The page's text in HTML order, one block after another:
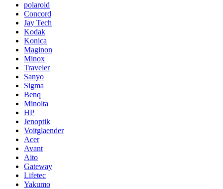
polaroid
Concord
Jay Tech
Kodak
Konica
Maginon
Minox
Traveler
Sanyo
Sigma
Benq
Minolta
HP
Jenoptik
Voitglaender
Acer
Avant
Aito
Gateway
Lifetec
Yakumo